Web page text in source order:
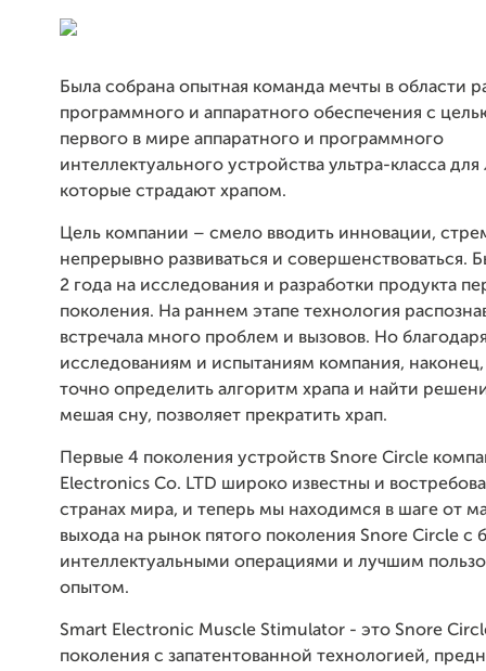
Была собрана опытная команда мечты в области
программного и аппаратного обеспечения с
первого в мире аппаратного и программного
интеллектуального устройства ультра-класса
которые страдают храпом.
Цель компании – смело вводить инновации,
непрерывно развиваться и совершенствоваться.
2 года на исследования и разработки продукта
поколения. На раннем этапе технология
встречала много проблем и вызовов. Но
исследованиям и испытаниям компания,
точно определить алгоритм храпа и найти
мешая сну, позволяет прекратить храп.
Первые 4 поколения устройств Snore Circle
Electronics Co. LTD широко известны и
странах мира, и теперь мы находимся в шаге от
выхода на рынок пятого поколения Snore Circle с
интеллектуальными операциями и лучшим
опытом.
Smart Electronic Muscle Stimulator - это Snore
поколения с запатентованной технологией,